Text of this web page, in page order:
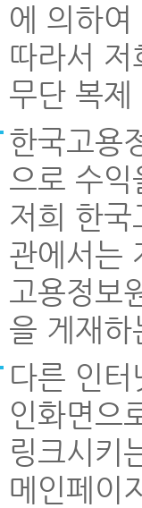
에 의하
따라서
무단 복
한국고용
으로 수
저희 한
관에서는
고용정보
을 게재
다른 인
인화면으
링크시키
메인페이